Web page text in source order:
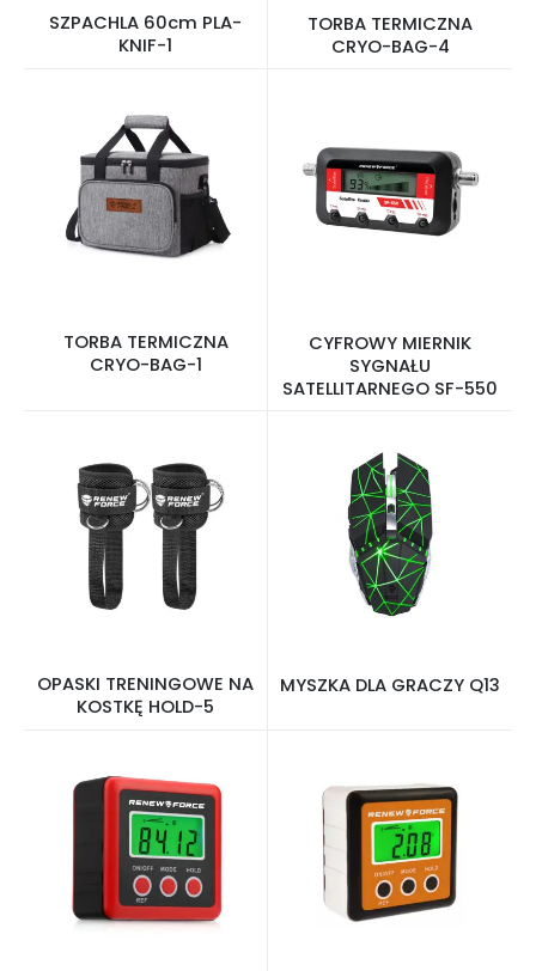
SZPACHLA 60cm PLA-
KNIF-1
TORBA TERMICZNA
CRYO-BAG-4
TORBA TERMICZNA
CRYO-BAG-1
CYFROWY MIERNIK
SYGNAŁU
SATELLITARNEGO SF-550
OPASKI TRENINGOWE NA
KOSTKĘ HOLD-5
MYSZKA DLA GRACZY Q13